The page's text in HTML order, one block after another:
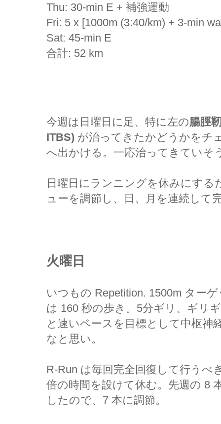
Thu: 30-min E + 補強運動
Fri: 5 x [1000m (3:40/km) + 3-min
Sat: 45-min E
合計: 52 km
今週は日曜日に足、特に左の腸脛
ITBS) が治ってきたかどうかをチ
へ出かける。一応治ってきていそ
日曜日にランニングを休みにする
ューを調節し、日、月を連続して
火曜日
いつもの Repetition. 1500m ター
は 160 秒の歩き。5分ギリ、ギリ
と速いペースを目標として中枢神
なと思い。
R-Run は毎回完全回復して行うべ
倍の時間を設けて休む。先週の 8
したので、7 本に調節。